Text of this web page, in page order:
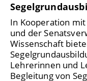
In Kooperation
und der
Wissenschaft
Lehrerinnen und
Begleitung von